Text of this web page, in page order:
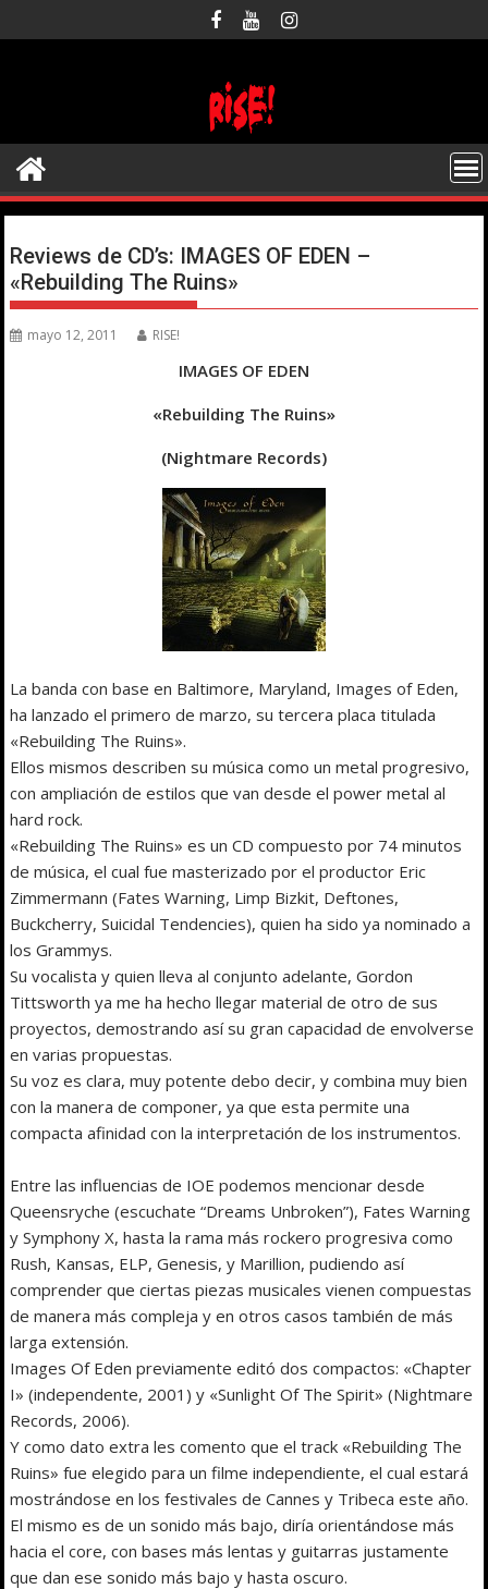
al
Reviews de CD’s: IMAGES OF EDEN –
«Rebuilding The Ruins»
mayo 12, 2011 RISE!
IMAGES OF EDEN
«Rebuilding The Ruins»
(Nightmare Records)
La banda con base en Baltimore, Maryland, Images of Eden,
ha lanzado el primero de marzo, su tercera placa titulada
«Rebuilding The Ruins».
Ellos mismos describen su música como un metal progresivo,
con ampliación de estilos que van desde el power metal al
hard rock.
«Rebuilding The Ruins» es un CD compuesto por 74 minutos
de música, el cual fue masterizado por el productor Eric
Zimmermann (Fates Warning, Limp Bizkit, Deftones,
Buckcherry, Suicidal Tendencies), quien ha sido ya nominado a
los Grammys.
Su vocalista y quien lleva al conjunto adelante, Gordon
Tittsworth ya me ha hecho llegar material de otro de sus
proyectos, demostrando así su gran capacidad de envolverse
en varias propuestas.
Su voz es clara, muy potente debo decir, y combina muy bien
con la manera de componer, ya que esta permite una
compacta afinidad con la interpretación de los instrumentos.
Entre las influencias de IOE podemos mencionar desde
Queensryche (escuchate “Dreams Unbroken”), Fates Warning
y Symphony X, hasta la rama más rockero progresiva como
Rush, Kansas, ELP, Genesis, y Marillion, pudiendo así
comprender que ciertas piezas musicales vienen compuestas
de manera más compleja y en otros casos también de más
larga extensión.
Images Of Eden previamente editó dos compactos: «Chapter
I» (independente, 2001) y «Sunlight Of The Spirit» (Nightmare
Records, 2006).
Y como dato extra les comento que el track «Rebuilding The
Ruins» fue elegido para un filme independiente, el cual estará
mostrándose en los festivales de Cannes y Tribeca este año.
El mismo es de un sonido más bajo, diría orientándose más
hacia el core, con bases más lentas y guitarras justamente
que dan ese sonido más bajo y hasta oscuro.